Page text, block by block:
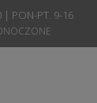
| PON-PT. 9-16